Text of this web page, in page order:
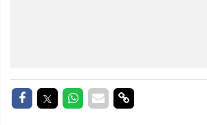
Delen op Facebook
Delen op Twitter
Delen op Whatsapp
Delen via Mail
Delen via link